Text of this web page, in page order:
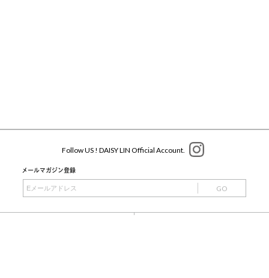
Follow US ! DAISY LIN Official Account.
メールマガジン登録
GO